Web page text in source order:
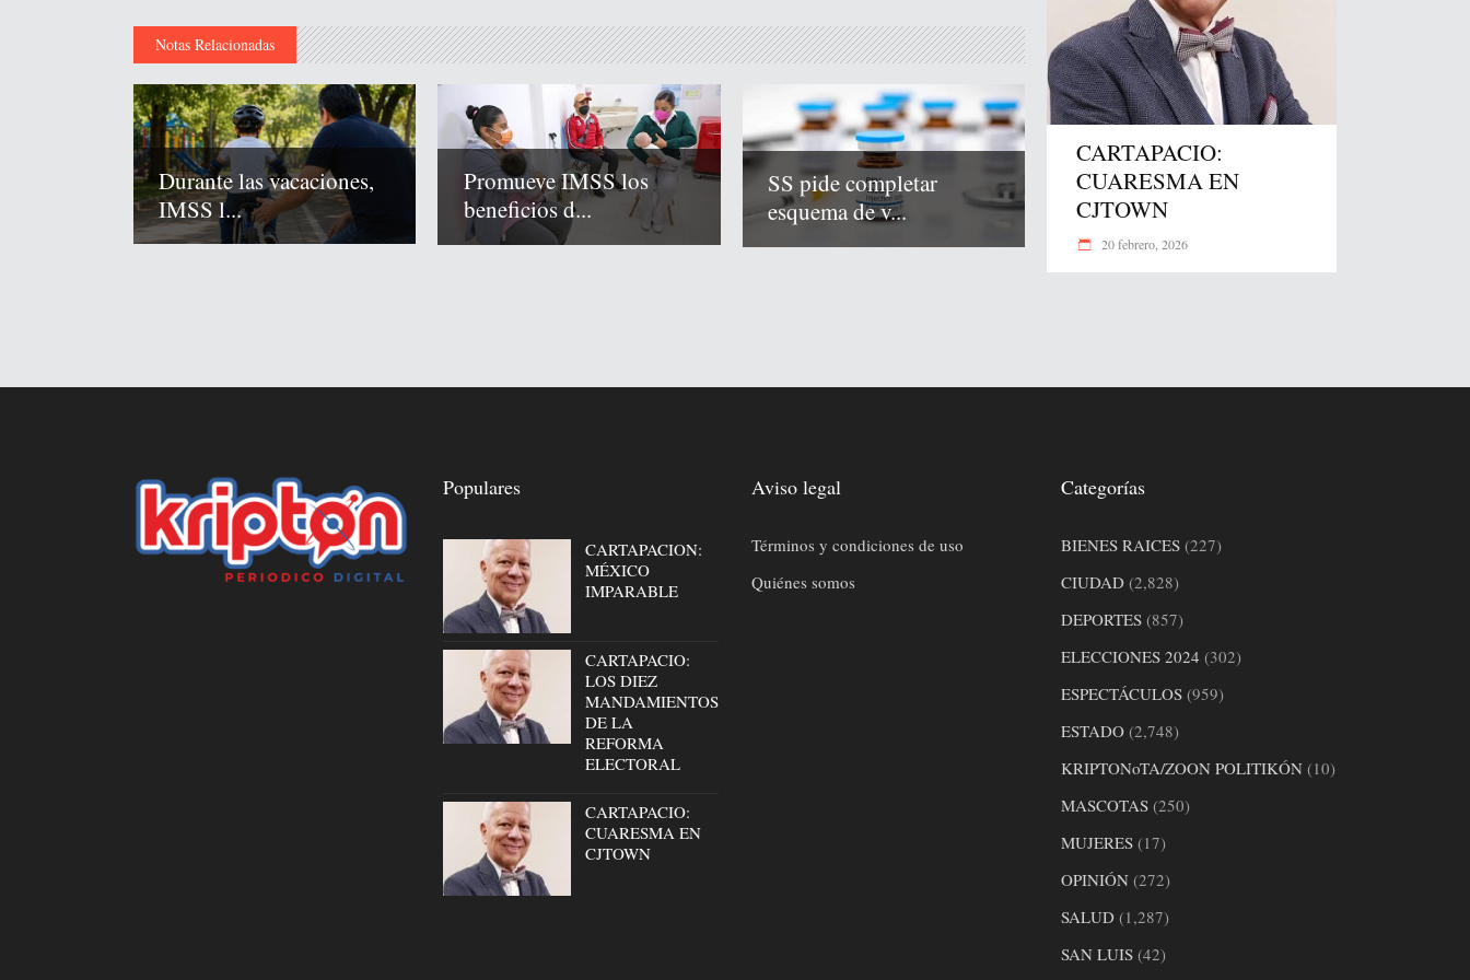
Notas Relacionadas
Durante las vacaciones,
IMSS l...
Promueve IMSS los
beneficios d...
SS pide completar
esquema de v...
CARTAPACIO:
CUARESMA EN
CJTOWN
20 febrero, 2026
Populares
CARTAPACION:
MÉXICO
IMPARABLE
CARTAPACIO:
LOS DIEZ
MANDAMIENTOS
DE LA
REFORMA
ELECTORAL
CARTAPACIO:
CUARESMA EN
CJTOWN
Aviso legal
Términos y condiciones de uso
Quiénes somos
Categorías
BIENES RAICES(227)
CIUDAD(2,828)
DEPORTES(857)
ELECCIONES 2024 (302)
ESPECTÁCULOS(959)
ESTADO(2,748)
KRIPTONoTA/ZOON POLITIKÓN(10)
MASCOTAS(250)
MUJERES(17)
OPINIÓN(272)
SALUD(1,287)
SAN LUIS(42)